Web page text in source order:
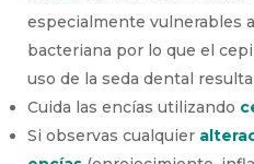
especialmente vulnerables
bacteriana por lo que el
uso de la seda dental
Cuida las encías utilizando
Si observas cualquier